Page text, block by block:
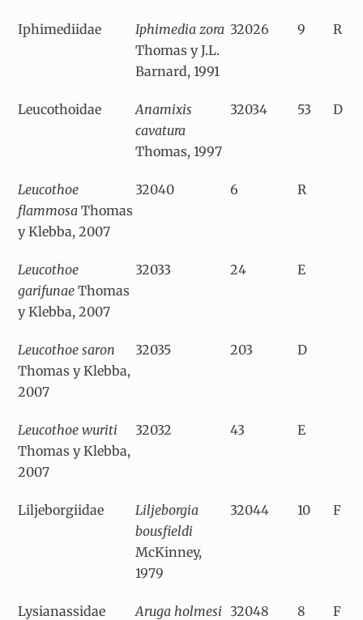
Iphimediidae
Iphimedia zora
Thomas y J.L.
Barnard, 1991
32026 9 R
Leucothoidae
Anamixis
cavatura
Thomas, 1997
32034 53 D
Leucothoe
flammosaThomas
y Klebba, 2007
32040 6 R
Leucothoe
garifunaeThomas
y Klebba, 2007
32033 24 E
Leucothoe saron
Thomas y Klebba,
2007
32035 203 D
Leucothoe wuriti
Thomas y Klebba,
2007
32032 43 E
Liljeborgiidae
Liljeborgia
bousfieldi
McKinney,
1979
32044 10 F
Lysianassidae
Aruga holmesi 32048 8 F